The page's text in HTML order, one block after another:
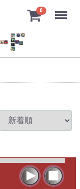
0 Menu